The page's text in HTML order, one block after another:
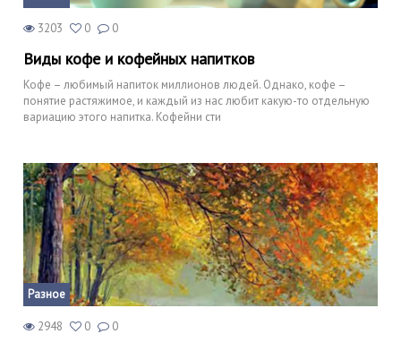
3203 0 0
Виды кофе и кофейных напитков
Кофе – любимый напиток миллионов людей. Однако, кофе –
понятие растяжимое, и каждый из нас любит какую-то отдельную
вариацию этого напитка. Кофейни сти
Разное
2948 0 0